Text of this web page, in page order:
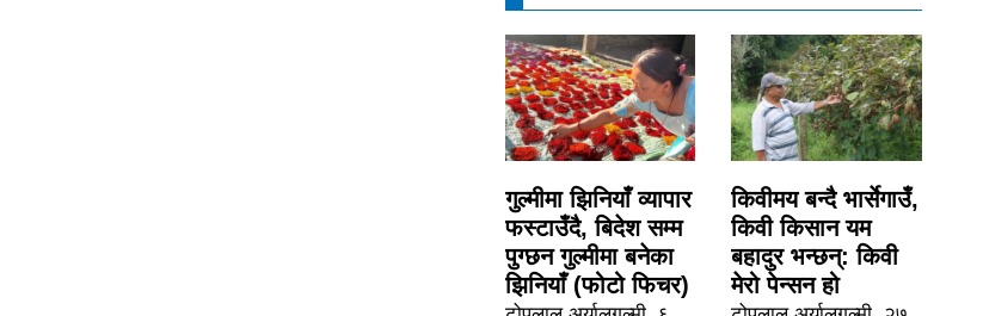
गुल्मीमा झिनियाँ व्यापार
फस्टाउँदै, बिदेश सम्म
पुग्छन गुल्मीमा बनेका
झिनियाँ (फोटो फिचर)
किवीमय बन्दै भार्सेगाउँ,
किवी किसान यम
बहादुर भन्छन्: किवी
मेरो पेन्सन हो